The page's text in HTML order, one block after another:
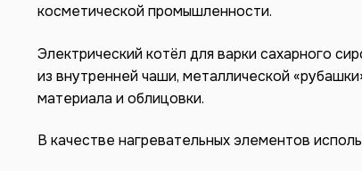
косметической промышленности.
Электрический котёл для варки сахарного
из внутренней чаши, металлической
материала и облицовки.
В качестве нагревательных элементов